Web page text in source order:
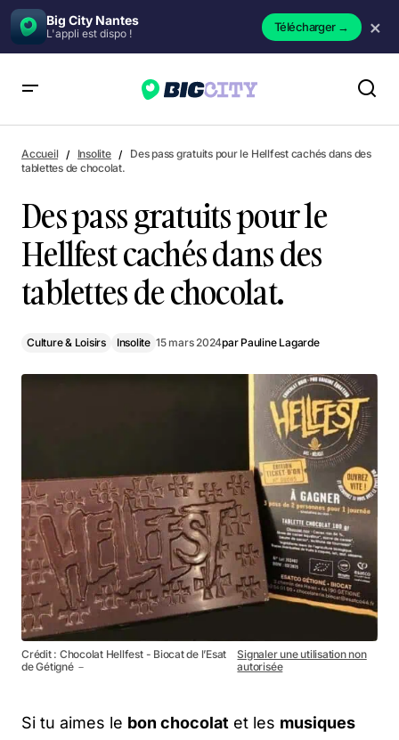
Big City Nantes
L'appli est dispo ! Télécharger→ ×
de chocolat.
Accueil Insolite
Des pass gratuits pour le Hellfest cachés dans des
tablettes de chocolat.
Des pass gratuits pour le
Hellfest cachés dans des
tablettes de chocolat.
Culture & Loisirs Insolite 15 mars 2024par Pauline Lagarde
Crédit : Chocolat Hellfest - Biocat de l’Esat
de Gétigné －
Signaler une utilisation non
autorisée
Si tu aimes le bon chocolat et les musiques